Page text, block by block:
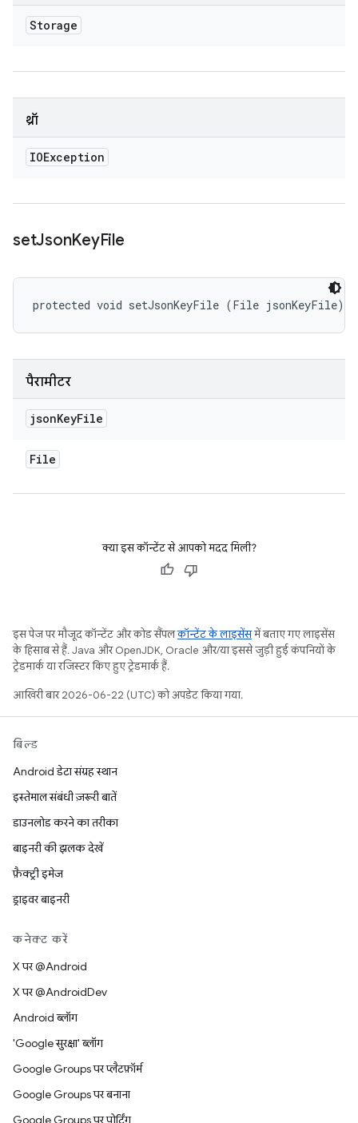
Storage
थ्रॉ
IOException
setJsonKeyFile
protected void setJsonKeyFile (File jsonKeyFile)
पैरामीटर
jsonKeyFile
File
क्या इस कॉन्टेंट से आपको मदद मिली?
इस पेज पर मौजूद कॉन्टेंट और कोड सैंपलकॉन्टेंट के लाइसेंसमें बताए गए लाइसेंस
के हिसाब से हैं. Java और OpenJDK, Oracle और/या इससे जुड़ी हुई कंपनियों के
ट्रेडमार्क या रजिस्टर किए हुए ट्रेडमार्क हैं.
आखिरी बार 2026-06-22 (UTC) को अपडेट किया गया.
बिल्ड
Android डेटा संग्रह स्थान
इस्तेमाल संबंधी ज़रूरी बातें
डाउनलोड करने का तरीका
बाइनरी की झलक देखें
फ़ैक्ट्री इमेज
ड्राइवर बाइनरी
कनेक्ट करें
X पर @Android
X पर @AndroidDev
Android ब्लॉग
'Google सुरक्षा' ब्लॉग
Google Groups पर प्लैटफ़ॉर्म
Google Groups पर बनाना
Google Groups पर पोर्टिंग